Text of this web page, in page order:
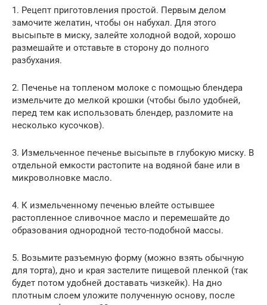
1. Рецепт приготовления простой. Первым делом
замочите желатин, чтобы он набухал. Для этого
высыпьте в миску, залейте холодной водой, хорошо
размешайте и отставьте в сторону до полного
разбухания.
2. Печенье на топленом молоке с помощью блендера
измельчите до мелкой крошки (чтобы было удобней,
перед тем как использовать блендер, разломите на
несколько кусочков).
3. Измельченное печенье высыпьте в глубокую миску. В
отдельной емкости растопите на водяной бане или в
микроволновке масло.
4. К измельченному печенью влейте остывшее
растопленное сливочное масло и перемешайте до
образования однородной тесто-подобной массы.
5. Возьмите разъемную форму (можно взять обычную
для торта), дно и края застелите пищевой пленкой (так
будет потом удобней доставать чизкейк). На дно
плотным слоем уложите полученную основу, после